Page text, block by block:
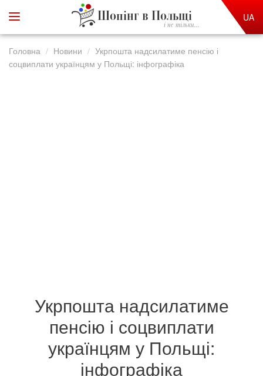
Шопінг в Польщі
і не тільки...
UA
Головна Новини
Укрпошта надсилатиме пенсію і
соцвиплати українцям у Польщі: інфографіка
Укрпошта надсилатиме
пенсію і соцвиплати
українцям у Польщі:
інфографіка